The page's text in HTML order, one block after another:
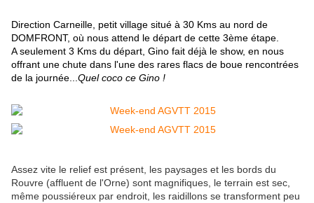
Direction Carneille, petit village situé à 30 Kms au nord de
DOMFRONT, où nous attend le départ de cette 3ème étape.
A seulement 3 Kms du départ, Gino fait déjà le show, en nous
offrant une chute dans l'une des rares flacs de boue rencontrées
de la journée... Quel coco ce Gino !
Assez vite le relief est présent, les paysages et les bords du
Rouvre (affluent de l'Orne) sont magnifiques, le terrain est sec,
même poussiéreux par endroit, les raidillons se transforment peu